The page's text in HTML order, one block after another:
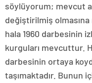
söylüyorum; mevcut
değiştirilmiş
hala 1960 darbesinin
kurguları mevcuttur.
darbesinin ortaya
taşımaktadır. Bunun